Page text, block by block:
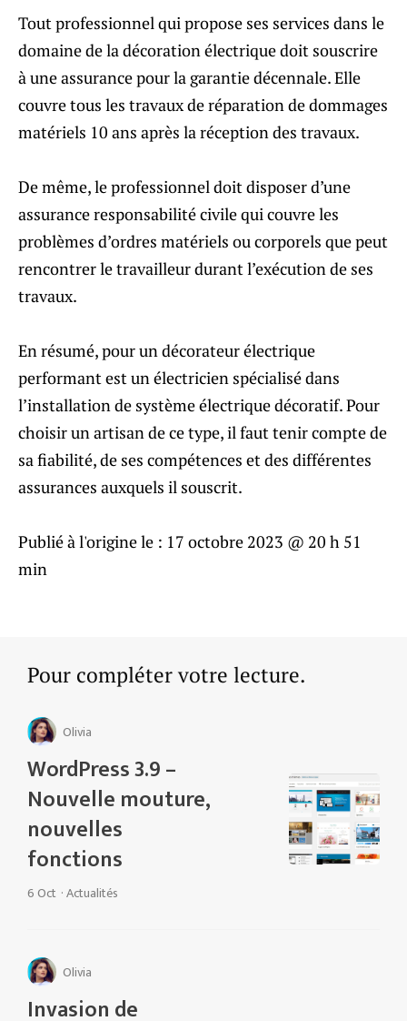
Tout professionnel qui propose ses services dans le
domaine de la décoration électrique doit souscrire
à une assurance pour la garantie décennale. Elle
couvre tous les travaux de réparation de dommages
matériels 10 ans après la réception des travaux.
De même, le professionnel doit disposer d’une
assurance responsabilité civile qui couvre les
problèmes d’ordres matériels ou corporels que peut
rencontrer le travailleur durant l’exécution de ses
travaux.
En résumé, pour un décorateur électrique
performant est un électricien spécialisé dans
l’installation de système électrique décoratif. Pour
choisir un artisan de ce type, il faut tenir compte de
sa fiabilité, de ses compétences et des différentes
assurances auxquels il souscrit.
Publié à l'origine le : 17 octobre 2023 @ 20 h 51
min
Pour compléter votre lecture.
Olivia
WordPress 3.9 –
Nouvelle mouture,
nouvelles
fonctions
6 Oct ·Actualités
Olivia
Invasion de